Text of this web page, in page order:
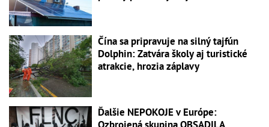
Čína sa pripravuje na silný tajfún
Dolphin: Zatvára školy aj turistické
atrakcie, hrozia záplavy
Ďalšie NEPOKOJE v Európe: